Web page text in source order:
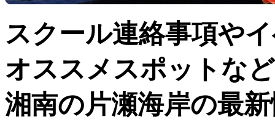
スクール連絡事項や
オススメスポットなど
湘南の片瀬海岸の最